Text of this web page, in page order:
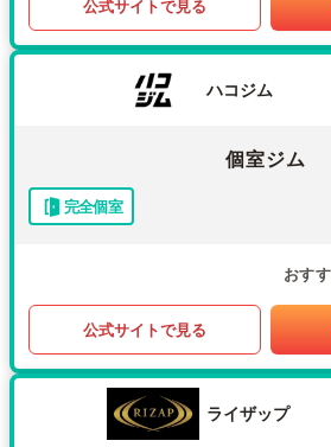
公式サイトで見る
ハコジム
個室ジム
完全個室
おす
公式サイトで見る
ライザップ